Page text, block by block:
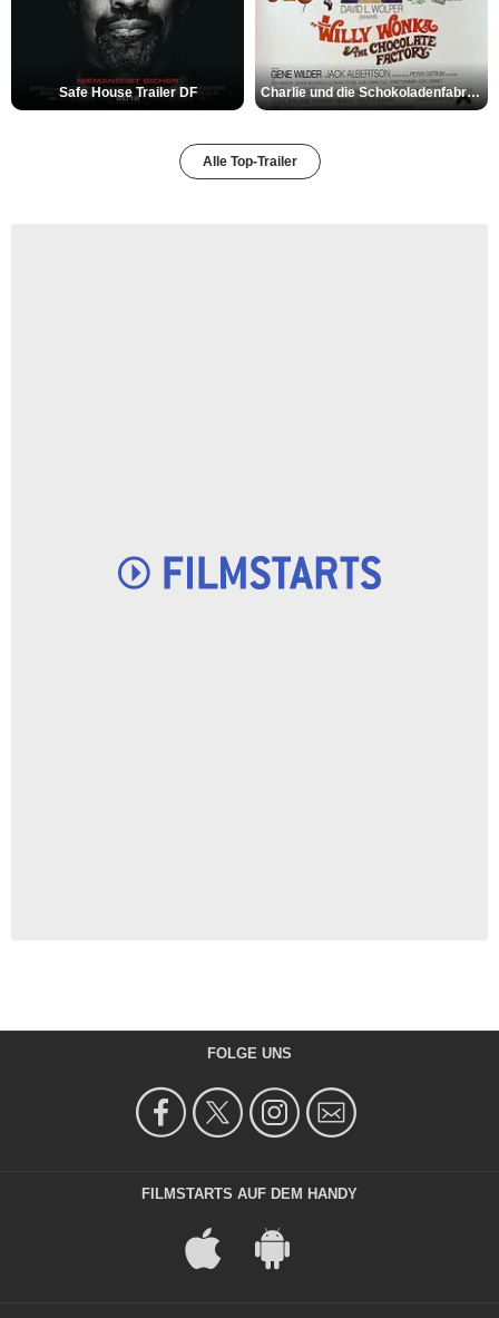
Safe House Trailer DF Charlie und die Schokoladenfabrik Trailer OV
Alle Top-Trailer
FOLGE UNS
FILMSTARTS AUF DEM HANDY